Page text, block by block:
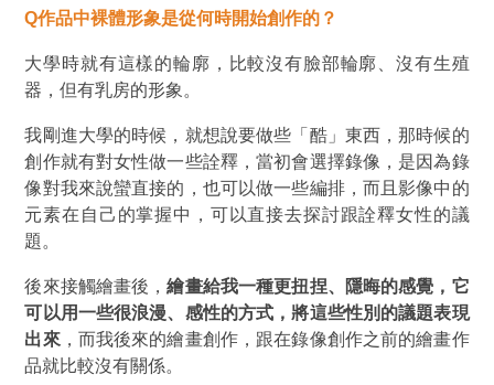
Q作品中裸體形象是從何時開始創作的？
大學時就有這樣的輪廓，比較沒有臉部輪廓、沒有生殖
器，但有乳房的形象。
我剛進大學的時候，就想說要做些 「 酷」 東西，那時候的
創作就有對女性做一些詮釋，當初會選擇錄像，是因為錄
像對我來說蠻直接的，也可以做一些編排，而且影像中的
元素在自己的掌握中，可以直接去探討跟詮釋女性的議
題。
後來接觸繪畫後，繪畫給我一種更扭捏、隱晦的感覺，它
可以用一些很浪漫、感性的方式，將這些性別的議題表現
出來，而我後來的繪畫創作，跟在錄像創作之前的繪畫作
品就比較沒有關係。